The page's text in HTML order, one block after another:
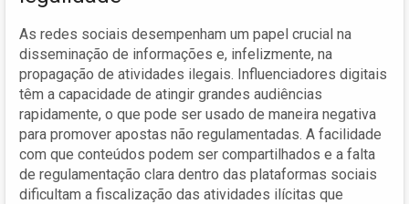
As redes sociais desempenham um papel crucial na
disseminação de informações e, infelizmente, na
propagação de atividades ilegais. Influenciadores digitais
têm a capacidade de atingir grandes audiências
rapidamente, o que pode ser usado de maneira negativa
para promover apostas não regulamentadas. A facilidade
com que conteúdos podem ser compartilhados e a falta
de regulamentação clara dentro das plataformas sociais
dificultam a fiscalização das atividades ilícitas que